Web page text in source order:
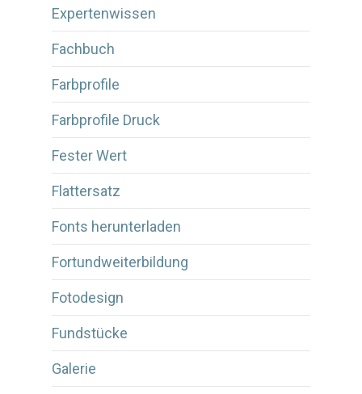
Expertenwissen
Fachbuch
Farbprofile
Farbprofile Druck
Fester Wert
Flattersatz
Fonts herunterladen
Fortundweiterbildung
Fotodesign
Fundstücke
Galerie